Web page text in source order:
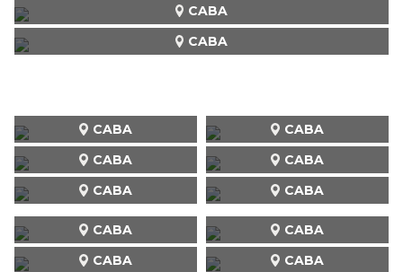
CABA
CABA
CABA
CABA
CABA
CABA
CABA
CABA
CABA CABA
CABA CABA